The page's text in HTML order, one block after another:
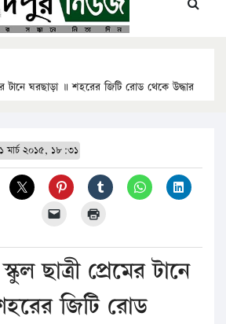
টানে ঘরছাড়া ॥ শহরের জিটি রোড থেকে উদ্ধার
মার্চ ২০১৫, ১৮:৩১
ছাত্রী প্রেমের টানে
জিটি রোড